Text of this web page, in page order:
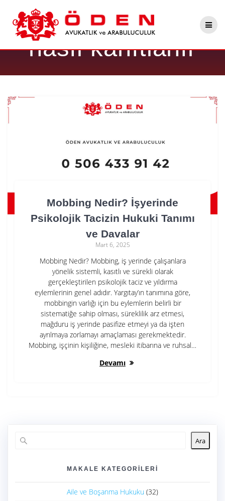
to
content
Etiket:mobbing
nasıl kanıtlanır
Mobbing Nedir? İşyerinde
Psikolojik Tacizin Hukuki Tanımı
ve Davalar
Mart 6, 2025
Mobbing Nedir? Mobbing, iş yerinde çalışanlara
yönelik sistemli, kasıtlı ve sürekli olarak
gerçekleştirilen psikolojik taciz ve yıldırma
eylemlerinin genel adıdır. Yargıtay’ın tanımına göre,
mobbingin varlığı için bu eylemlerin belirli bir
sistematiğe sahip olması, süreklilik arz etmesi,
mağduru iş yerinde pasifize etmeyi ya da işten
ayrılmaya zorlamayı amaçlaması gerekmektedir.
Mobbing, işçinin kişiliğine, mesleki itibarına ve ruhsal…
Devamı
Ara
MAKALE KATEGORILERI
Aile ve Boşanma Hukuku (32)